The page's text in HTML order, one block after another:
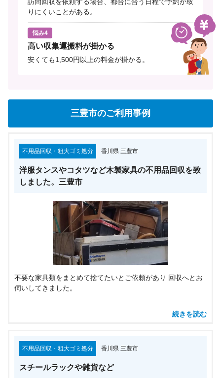
訪問回収を依頼する場合、都合に合う日程で予約が取
りにくいことがある。
悩み4
高い収集運搬料が掛かる
安くても1,500円以上の料金が掛かる。
三豊市のご利用事例
不用品回収・粗大ゴミ処分 香川県 三豊市
洋服タンスやコタツなど木製家具の不用品回収を致
しました。三豊市
不要な家具類をまとめて捨てたいとご依頼があり 回収へとお
伺いしてきました。
お子様達も独立し旦那さんと二人暮しなのに タンスなどたく
さんの木製家具があり ほとんど使い切れていない状態だそう
してしまいたかったそうです。
一緒に回収しました。
続きを読む
不用品回収・粗大ゴミ処分 香川県 三豊市
スチールラックや雑貨など